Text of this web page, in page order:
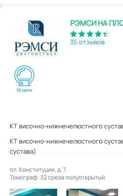
РЭМСИ НА
35 отзывов
КТ височно-нижнечелюстного
КТ височно-нижнечелюстного
сустава)
пл. Конституции, д. 7.
Томограф: 32 среза полуоткрытый